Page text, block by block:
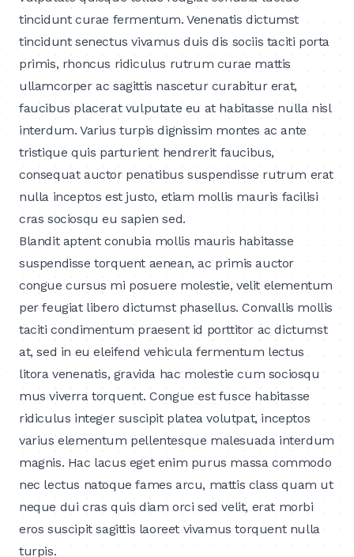
tincidunt curae fermentum. Venenatis dictumst
tincidunt senectus vivamus duis dis sociis taciti porta
primis, rhoncus ridiculus rutrum curae mattis
ullamcorper ac sagittis nascetur curabitur erat,
faucibus placerat vulputate eu at habitasse nulla nisl
interdum. Varius turpis dignissim montes ac ante
tristique quis parturient hendrerit faucibus,
consequat auctor penatibus suspendisse rutrum erat
nulla inceptos est justo, etiam mollis mauris facilisi
cras sociosqu eu sapien sed.
Blandit aptent conubia mollis mauris habitasse
suspendisse torquent aenean, ac primis auctor
congue cursus mi posuere molestie, velit elementum
per feugiat libero dictumst phasellus. Convallis mollis
taciti condimentum praesent id porttitor ac dictumst
at, sed in eu eleifend vehicula fermentum lectus
litora venenatis, gravida hac molestie cum sociosqu
mus viverra torquent. Congue est fusce habitasse
ridiculus integer suscipit platea volutpat, inceptos
varius elementum pellentesque malesuada interdum
magnis. Hac lacus eget enim purus massa commodo
nec lectus natoque fames arcu, mattis class quam ut
neque dui cras quis diam orci sed velit, erat morbi
eros suscipit sagittis laoreet vivamus torquent nulla
turpis.